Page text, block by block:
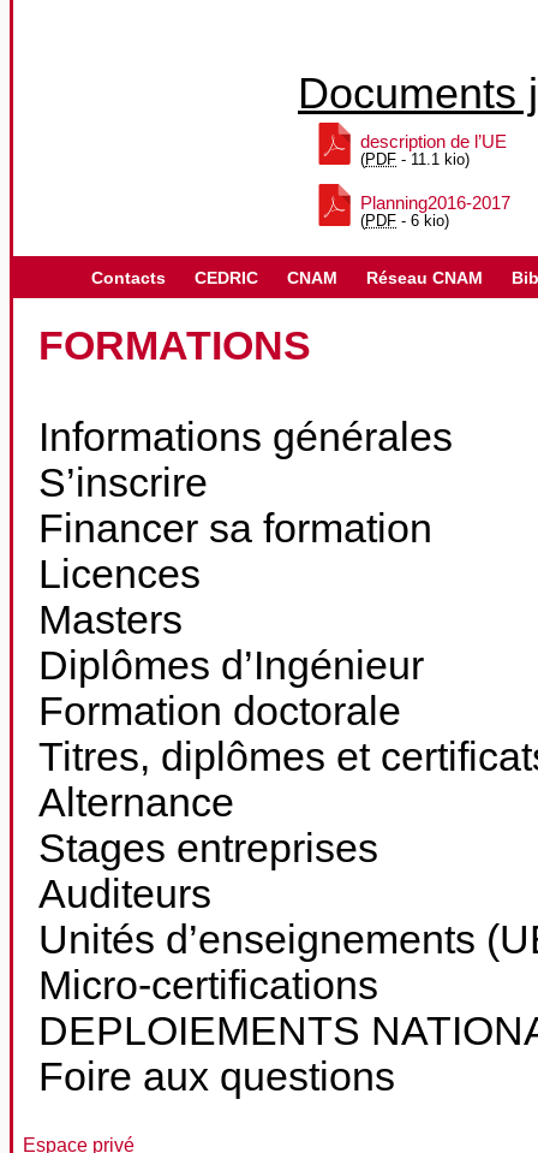
Documents
description de l’UE
(PDF - 11.1 kio)
Planning2016-2017
(PDF - 6 kio)
Contacts CEDRIC CNAM Réseau CNAM
FORMATIONS
Informations générales
S’inscrire
Financer sa formation
Licences
Masters
Diplômes d’Ingénieur
Formation doctorale
Titres, diplômes et
Alternance
Stages entreprises
Auditeurs
Unités d’enseignements
Micro-certifications
DEPLOIEMENTS
Foire aux questions
Espace privé